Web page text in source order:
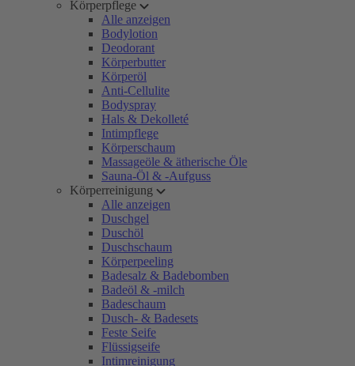
Körperpflege
Alle anzeigen
Bodylotion
Deodorant
Körperbutter
Körperöl
Anti-Cellulite
Bodyspray
Hals & Dekolleté
Intimpflege
Körperschaum
Massageöle & ätherische Öle
Sauna-Öl & -Aufguss
Körperreinigung
Alle anzeigen
Duschgel
Duschöl
Duschschaum
Körperpeeling
Badesalz & Badebomben
Badeöl & -milch
Badeschaum
Dusch- & Badesets
Feste Seife
Flüssigseife
Intimreinigung